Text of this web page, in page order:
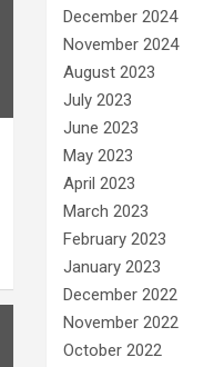
December 2024
November 2024
August 2023
July 2023
June 2023
May 2023
April 2023
March 2023
February 2023
January 2023
December 2022
November 2022
October 2022